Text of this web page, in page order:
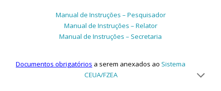
Manual de Instruções – Pesquisador
Manual de Instruções – Relator
Manual de Instruções – Secretaria
Documentos obrigatórios a serem anexados ao Sistema
CEUA/FZEA